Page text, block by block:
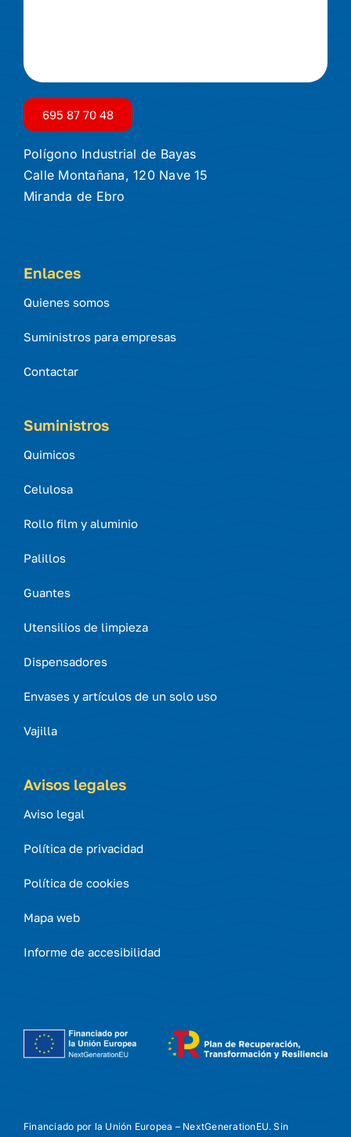
695 87 70 48
Polígono Industrial de Bayas
Calle Montañana, 120 Nave 15
Miranda de Ebro
Enlaces
Quienes somos
Suministros para empresas
Contactar
Suministros
Quimicos
Celulosa
Rollo film y aluminio
Palillos
Guantes
Utensilios de limpieza
Dispensadores
Envases y artículos de un solo uso
Vajilla
Avisos legales
Aviso legal
Política de privacidad
Política de cookies
Mapa web
Informe de accesibilidad
Financiado por la Unión Europea – NextGenerationEU. Sin